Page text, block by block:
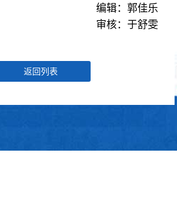
编辑：郭佳乐
审核：于舒雯
返回列表